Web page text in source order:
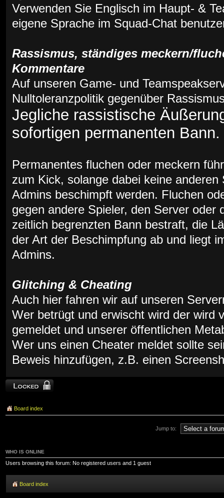
Verwenden Sie Englisch im Haupt- &
eigene Sprache im Squad-Chat
Rassismus, ständiges meckern/
Kommentare
Auf unseren Game- und
Nulltoleranzpolitik gegenüber
Jegliche rassistische
sofortigen permanenten Bann.
Permanentes fluchen oder meckern
zum Kick, solange dabei keine
Admins beschimpft werden. Fluchen
gegen andere Spieler, den Server oder
zeitlich begrenzten Bann bestraft, die
der Art der Beschimpfung ab und liegt
Admins.
Glitching & Cheating
Auch hier fahren wir auf unseren
Wer betrügt und erwischt wird der wird
gemeldet und unserer öffentlichen
Wer uns einen Cheater meldet sollte
Beweis hinzufügen, z.B. einen
Topic locked
Board index
Jump to:
WHO IS ONLINE
Users browsing this forum: No registered users and 1 guest
Board index